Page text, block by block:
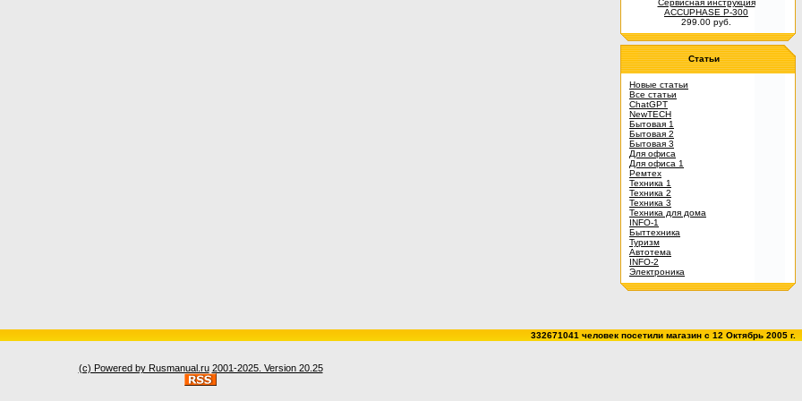
Сервисная инструкция
ACCUPHASE P-300
299.00 руб.
Статьи
Новые статьи
Все статьи
ChatGPT
NewTECH
Бытовая 1
Бытовая 2
Бытовая 3
Для офиса
Для офиса 1
Ремтех
Техника 1
Техника 2
Техника 3
Техника для дома
INFO-1
Быттехника
Туризм
Автотема
INFO-2
Электроника
332671041 человек посетили магазин c 12 Октябрь 2005 г.
(c) Powered by Rusmanual.ru 2001-2025. Version 20.25